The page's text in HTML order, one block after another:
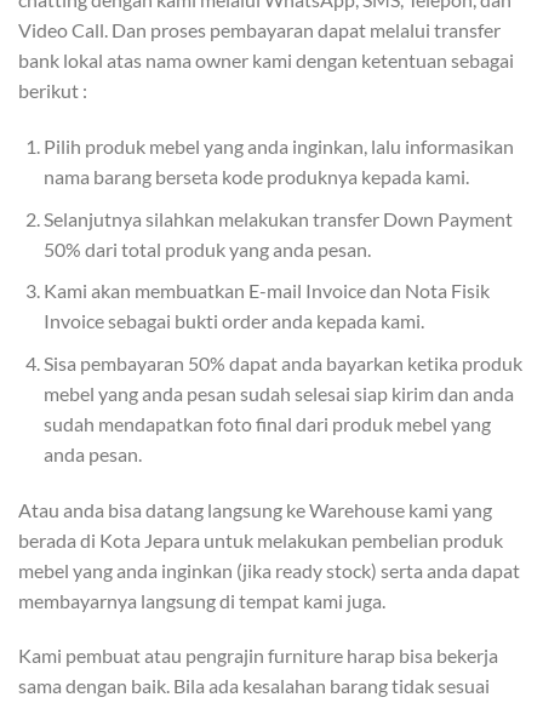
Video Call. Dan proses pembayaran dapat melalui transfer
bank lokal atas nama owner kami dengan ketentuan sebagai
berikut :
Pilih produk mebel yang anda inginkan, lalu informasikan
nama barang berseta kode produknya kepada kami.
Selanjutnya silahkan melakukan transfer Down Payment
50% dari total produk yang anda pesan.
Kami akan membuatkan E-mail Invoice dan Nota Fisik
Invoice sebagai bukti order anda kepada kami.
Sisa pembayaran 50% dapat anda bayarkan ketika produk
mebel yang anda pesan sudah selesai siap kirim dan anda
sudah mendapatkan foto final dari produk mebel yang
anda pesan.
Atau anda bisa datang langsung ke Warehouse kami yang
berada di Kota Jepara untuk melakukan pembelian produk
mebel yang anda inginkan (jika ready stock) serta anda dapat
membayarnya langsung di tempat kami juga.
Kami pembuat atau pengrajin furniture harap bisa bekerja
sama dengan baik. Bila ada kesalahan barang tidak sesuai